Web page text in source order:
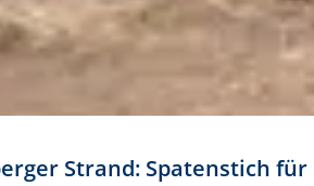
Strand: Spatenstich